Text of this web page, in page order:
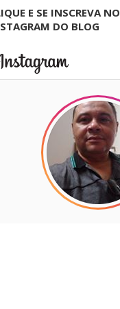
E SE INSCREVA NO
DO BLOG